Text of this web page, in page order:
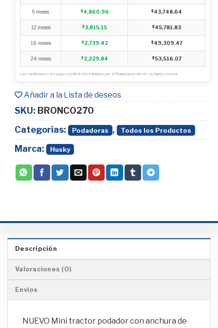
9 meses $4,860.96 $43,748.64
12 meses $3,815.15 $45,781.83
18 meses $2,739.42 $49,309.47
24 meses $2,229.84 $53,516.07
Las condiciones de pago serán determinados por el financiamiento de su banco emisor.
Añadir a la Lista de deseos
SKU: BRONCO270
Categorías:
Podadoras , Todos los Productos
Marca: Husky
Descripción
Valoraciones (0)
Envíos
NUEVO Mini tractor podador con anchura de